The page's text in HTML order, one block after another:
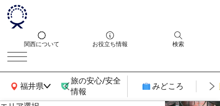
関西について お役立ち情報 検索
福井県
関西広域MAP
旅の安心/安全
情報
みどころ